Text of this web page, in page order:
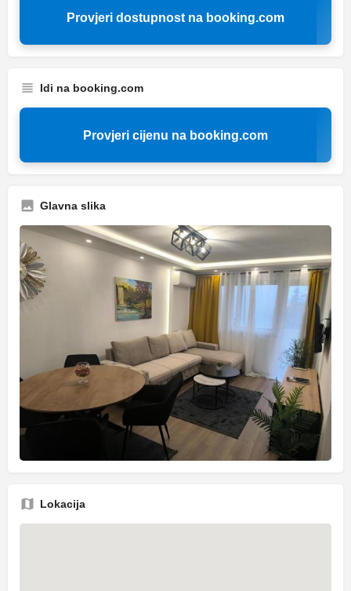
Provjeri dostupnost na booking.com
Idi na booking.com
Provjeri cijenu na booking.com
Glavna slika
Lokacija